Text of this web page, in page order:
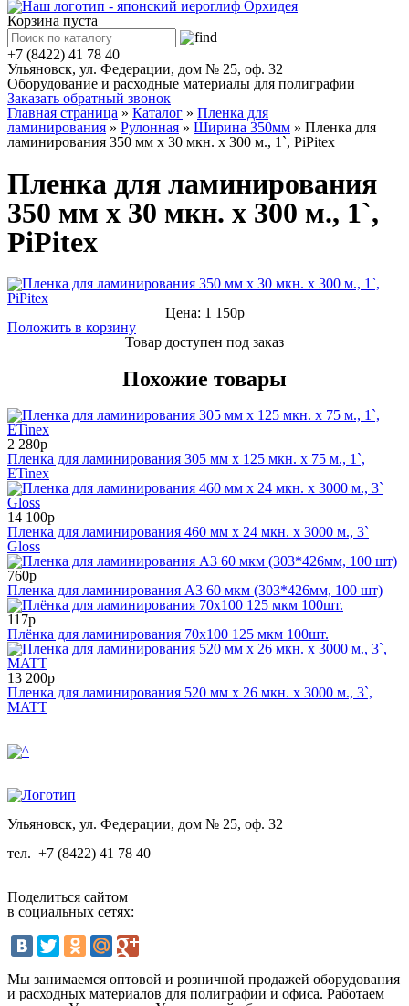
Корзина пуста
+7 (8422) 41 78 40
Ульяновск, ул. Федерации, дом № 25, оф. 32
Оборудование и расходные материалы для полиграфии
Заказать обратный звонок
Главная страница » Каталог » Пленка для
ламинирования » Рулонная » Ширина 350мм » Пленка для
ламинирования 350 мм x 30 мкн. х 300 м., 1`, PiPitex
Пленка для ламинирования
350 мм x 30 мкн. х 300 м., 1`,
PiPitex
Цена: 1 150р
Положить в корзину
Товар доступен под заказ
Похожие товары
2 280р
Пленка для ламинирования 305 мм x 125 мкн. x 75 м., 1`,
ETinex
14 100р
Пленка для ламинирования 460 мм x 24 мкн. x 3000 м., 3`
Gloss
760р
Пленка для ламинирования А3 60 мкм (303*426мм, 100 шт)
117р
Плёнка для ламинирования 70х100 125 мкм 100шт.
13 200р
Пленка для ламинирования 520 мм x 26 мкн. x 3000 м., 3`,
MATT
Ульяновск, ул. Федерации, дом № 25, оф. 32
тел. +7 (8422) 41 78 40
Поделиться сайтом
в социальных сетях:
Мы занимаемся оптовой и розничной продажей оборудования
и расходных материалов для полиграфии и офиса. Работаем